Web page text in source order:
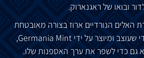
ובואו של ראגנארוק.
האלים הנורדיים ארוז בצורה מאובטחת
ב-Safepack הייחודי שעוצב ומיוצר על ידי Germania Mint,
גם כדי לשפר את ערך האספנות שלו.